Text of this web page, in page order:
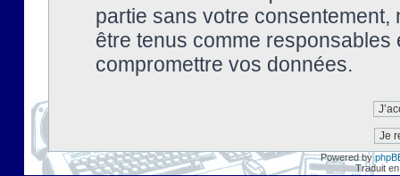
partie sans votre
être tenus comme
compromettre vos données.
Powered by
Traduit